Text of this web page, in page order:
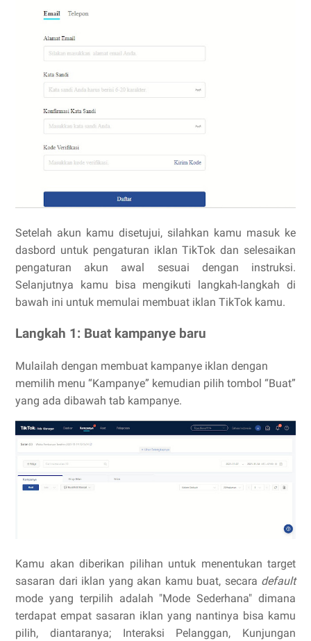
Setelah akun kamu disetujui, silahkan kamu masuk ke
dasbord untuk pengaturan iklan TikTok dan selesaikan
pengaturan akun awal sesuai dengan instruksi.
Selanjutnya kamu bisa mengikuti langkah-langkah di
bawah ini untuk memulai membuat iklan TikTok kamu.
Langkah 1: Buat kampanye baru
Mulailah dengan membuat kampanye iklan dengan
memilih menu “Kampanye” kemudian pilih tombol “Buat”
yang ada dibawah tab kampanye.
Kamu akan diberikan pilihan untuk menentukan target
sasaran dari iklan yang akan kamu buat, secara default
mode yang terpilih adalah "Mode Sederhana" dimana
terdapat empat sasaran iklan yang nantinya bisa kamu
pilih, diantaranya; Interaksi Pelanggan, Kunjungan